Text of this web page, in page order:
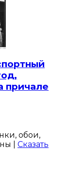
причале
обои,
| Сказать